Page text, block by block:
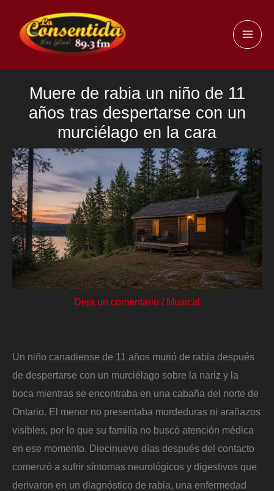
contenido
Muere de rabia un niño de 11
años tras despertarse con un
murciélago en la cara
Deja un comentario / Musical
Un niño canadiense de 11 años murió de rabia después
de despertarse con un murciélago sobre la nariz y la
boca mientras se encontraba en una cabaña del norte de
Ontario. El menor no presentaba mordeduras ni arañazos
visibles, por lo que su familia no buscó atención médica
en ese momento. Diecinueve días después del contacto
comenzó a sufrir síntomas neurológicos y digestivos que
derivaron en un diagnóstico de rabia, una enfermedad